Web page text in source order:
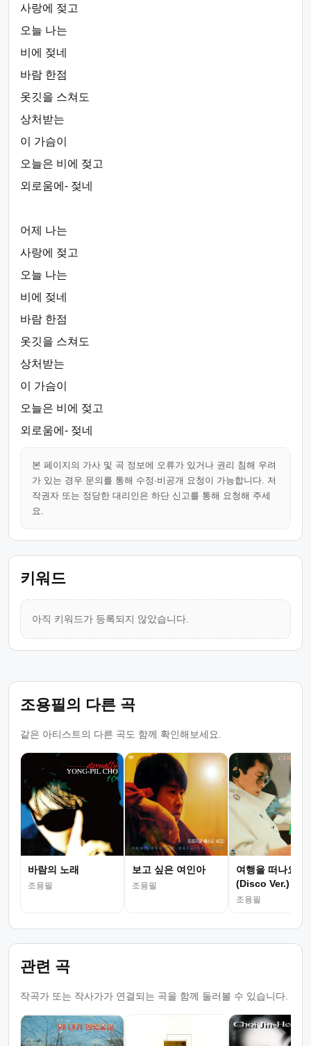
사랑에 젖고
오늘 나는
비에 젖네
바람 한점
옷깃을 스쳐도
상처받는
이 가슴이
오늘은 비에 젖고
외로움에- 젖네
어제 나는
사랑에 젖고
오늘 나는
비에 젖네
바람 한점
옷깃을 스쳐도
상처받는
이 가슴이
오늘은 비에 젖고
외로움에- 젖네
본 페이지의 가사 및 곡 정보에 오류가 있거나 권리 침해 우려
가 있는 경우 문의를 통해 수정·비공개 요청이 가능합니다. 저
작권자 또는 정당한 대리인은 하단 신고를 통해 요청해 주세
요.
키워드
아직 키워드가 등록되지 않았습니다.
조용필의 다른 곡
같은 아티스트의 다른 곡도 함께 확인해보세요.
바람의 노래
조용필
보고 싶은 여인아
조용필
여행을 떠나요
(Disco Ver.)
조용필
관련 곡
작곡가 또는 작사가가 연결되는 곡을 함께 둘러볼 수 있습니다.